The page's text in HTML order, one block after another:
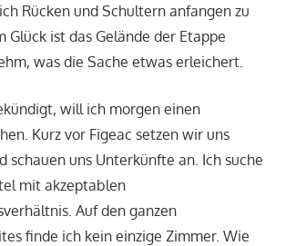
Rücken und Schultern anfangen zu
Glück ist das Gelände der Etappe
was die Sache etwas erleichert.
will ich morgen einen
Kurz vor Figeac setzen wir uns
schauen uns Unterkünfte an. Ich suche
mit akzeptablen
Auf den ganzen
finde ich kein einzige Zimmer. Wie